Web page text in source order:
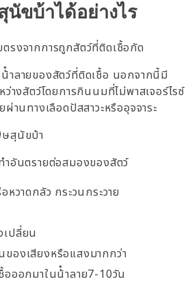
ขบ้าได้อย่างไร
รงจากการถูกสัตว์ที่ติดเชื้อกัด
น้ําลายของสัตว์ที่ติดเชื้อ นอกจากนี้มี
ว่างสัตว์โดยการกินนมที่ไม่พาสเจอร์ไรซ์
ผ่านทางเลือดปัสสาวะหรืออุจจาระ
ษสุนัขบ้า
าอันตรายต่อสมองของสัตว์
หวาดกลัว กระวนกระวาย
เปลี่ยน
องเสียงหรือแสงมากกว่า
อออกมาในน้ําลาย7-10วัน